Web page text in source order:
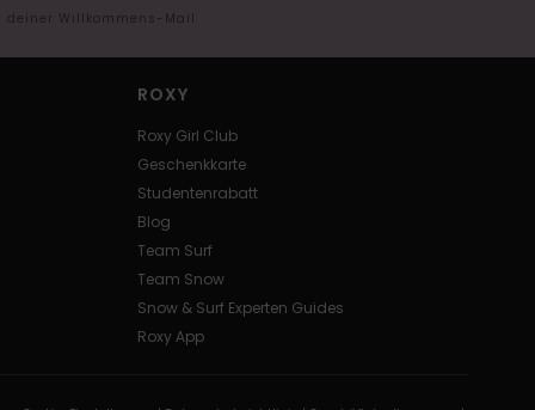
Willkommens-Mail
ROXY
Roxy Girl Club
Geschenkkarte
Studentenrabatt
Blog
Team Surf
Team Snow
Snow & Surf Experten Guides
Roxy App